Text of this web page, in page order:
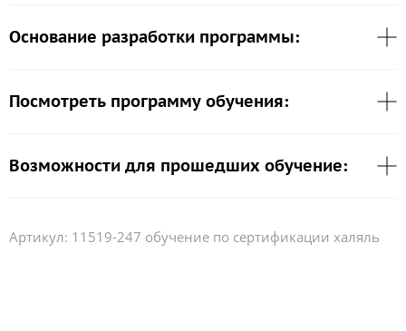
Основание разработки программы:
Посмотреть программу обучения:
Возможности для прошедших обучение:
Артикул: 11519-247 обучение по сертификации халяль